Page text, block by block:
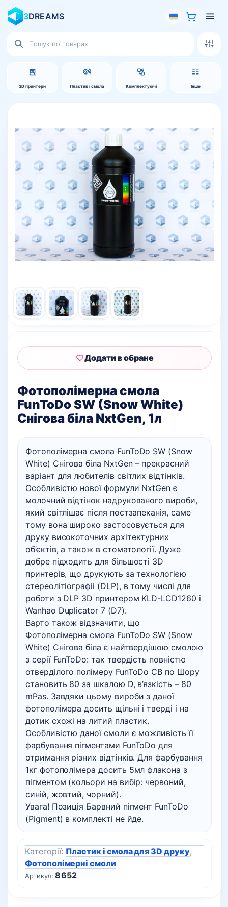
3DREAMS
3D принтери Пластик і смола Комплектуючі Інше
товарів
Фотополімерна смола
FunToDo SW (Snow White)
Снігова біла NxtGen, 1л
Фотополімерна смола FunToDo SW (Snow
White) Снігова біла NxtGen – прекрасний
варіант для любителів світлих відтінків.
Особливістю нової формули NxtGen є
молочний відтінок надрукованого вироби,
який світлішає після постзапеканія, саме
тому вона широко застосовується для
друку високоточних архітектурних
об’єктів, а також в стоматології. Дуже
добре підходить для більшості 3D
принтерів, що друкують за технологією
стереолітіографіі (DLP), в тому числі для
роботи з DLP 3D принтером KLD-LCD1260 і
Wanhao Duplicator 7 (D7).
Варто також відзначити, що
Фотополімерна смола FunToDo SW (Snow
White) Снігова біла є найтвердішою смолою
з серії FunToDo: так твердість повністю
отверділого полімеру FunToDo CB по Шору
становить 80 за шкалою D, в’язкість – 80
mPas. Завдяки цьому вироби з даної
фотополімера досить щільні і тверді і на
дотик схожі на литий пластик.
Особливістю даної смоли є можливість її
фарбування пігментами FunToDo для
отримання різних відтінків. Для фарбування
1кг фотополімера досить 5мл флакона з
пігментом (кольори на вибір: червоний,
синій, жовтий, чорний).
Увага! Позиція Барвний пігмент FunToDo
(Pigment) в комплекті не йде.
Додати в обране
Артикул:8652
Категорії: Пластик і смола для 3D друку,
Фотополімерні смоли